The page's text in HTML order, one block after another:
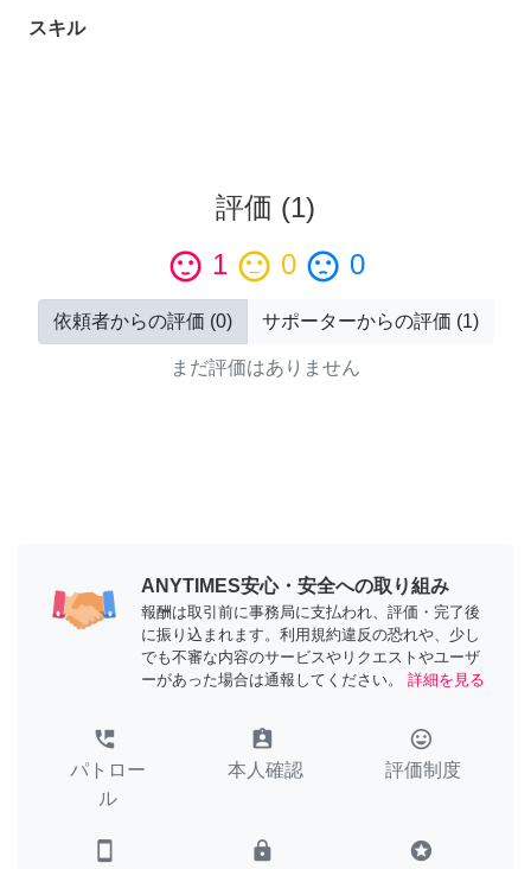
スキル
評価 (1)
sentiment_satisfied 1 sentiment_neutral 0 sentiment_dissatisfied 0
依頼者からの評価 (0) サポーターからの評価 (1)
まだ評価はありません
ANYTIMES安心・安全への取り組み
報酬は取引前に事務局に支払われ、評価・完了後
に振り込まれます。利用規約違反の恐れや、少し
でも不審な内容のサービスやリクエストやユーザ
ーがあった場合は通報してください。
詳細を見る
perm_phone_msg
パトロー
ル
assignment_ind
本人確認
tag_faces
評価制度
smartphone lock stars